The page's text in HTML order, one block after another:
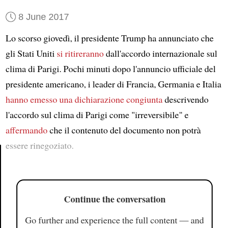
8 June 2017
Lo scorso giovedì, il presidente Trump ha annunciato che
gli Stati Uniti si ritirerannodall'accordo internazionale sul
clima di Parigi. Pochi minuti dopo l'annuncio ufficiale del
presidente americano, i leader di Francia, Germania e Italia
hanno emesso una dichiarazione congiuntadescrivendo
l'accordo sul clima di Parigi come "irreversibile" e
affermandoche il contenuto del documento non potrà
essere rinegoziato.
Continue the conversation
Go further and experience the full content — and